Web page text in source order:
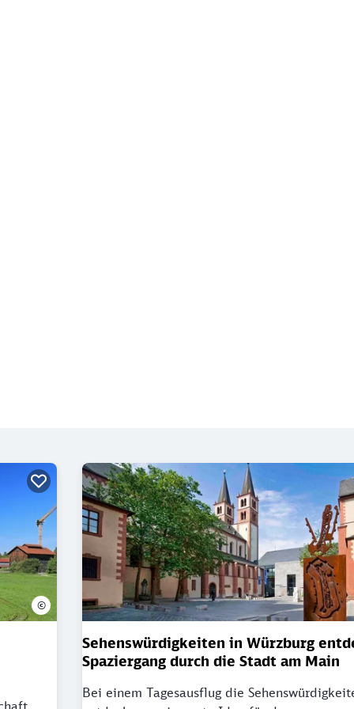
©
Sehenswürdigkeiten in Würzburg
Spaziergang durch die Stadt am Main
Bei einem Tagesausflug die